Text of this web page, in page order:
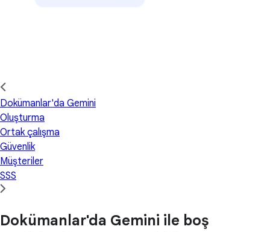
Dokümanlar'da Gemini
Oluşturma
Ortak çalışma
Güvenlik
Müşteriler
SSS
Dokümanlar'da Gemini ile boş